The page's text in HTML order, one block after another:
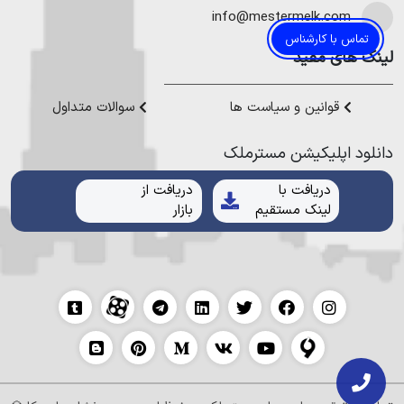
تماس با کارشناس
هموطنان عزیز خدمت کنیم.
info@mestermelk.com
لینک های مفید
قوانین و سیاست ها سوالات متداول
دانلود اپلیکیشن مستر‌ملک
دریافت با
لینک مستقیم
دریافت از
بازار